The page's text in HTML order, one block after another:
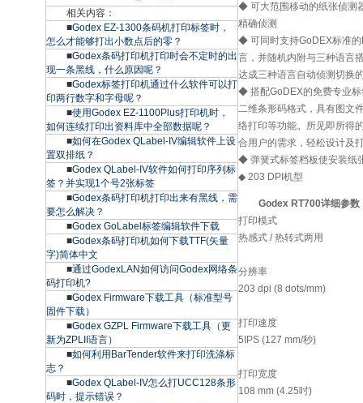
相关内容：
■Godex EZ-1300条码机打印标签时，
怎么才能够打出小数点后的零？
■Godex条码打印机打印时会不定时的出
现一条黑线，什么原因呢？
■Godex标签打印机通过什么软件可以打
印两行数字和字母呢？
■使用Godex EZ-1100Plus打印机时，
如何连续打印出资料库中全部数据呢？
■如何在Godex QLabel-IV编辑软件上设
置双排纸？
■Godex QLabel-IV软件如何打印序列标
签？并实现1个号2张标签
■Godex条码打印机打印出来有黑线，需
要怎么解决？
■Godex GoLabel标签编辑软件下载
■Godex条码打印机如何下载TTF(矢量
字)简体中文
■通过GodexLAN如何访问Godex网络条
码打印机?
■Godex Firmware下载工具（标准型号
固件下载）
■Godex GZPL Firmware下载工具（更
新为ZPLII语言）
■如何利用BarTender软件来打印洗涤标
志？
■Godex QLabel-IV怎么打UCC128条形
码时，提示错误？
◆ 可大范围移动的纸张侦测
精确侦测
◆ 可同时支持GoDEX标准
言，并随机内附与三种语言
达成三种语言自动侦测切换
◆ 搭配GoDEX的免费专业
二维条形码格式，具有图文
络打印等功能。所见即所得
合用户的需求，轻松设计及
◆ 弹簧式标签档板使安装纸
◆ 203 DPI机型
Godex RT700详细参数
打印模式
热感式 / 热转式两用
分辨率
203 dpi (8 dots/mm)
打印速度
5IPS (127 mm/秒)
打印宽度
108 mm (4.25吋)